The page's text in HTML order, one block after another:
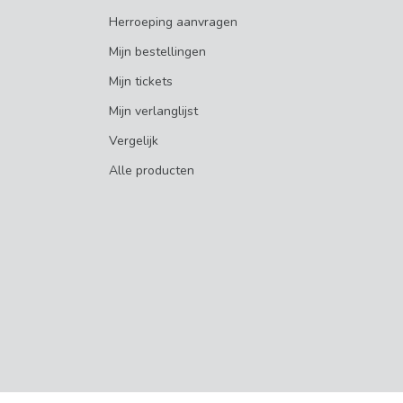
Herroeping aanvragen
Mijn bestellingen
Mijn tickets
Mijn verlanglijst
Vergelijk
Alle producten